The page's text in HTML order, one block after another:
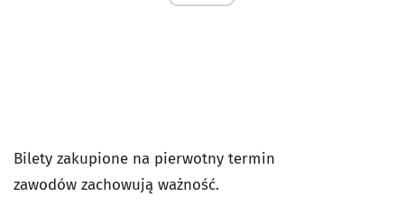
Bilety zakupione na pierwotny termin
zawodów zachowują ważność.